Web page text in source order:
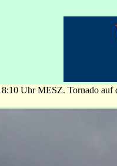
Uhr MESZ. Tornado auf